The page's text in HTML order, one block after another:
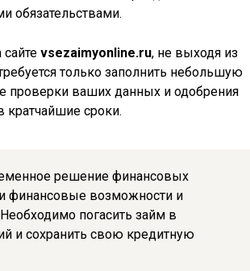
обязательствами.
vsezaimyonline.ru, не выходя из
только заполнить небольшую
проверки ваших данных и одобрения
кратчайшие сроки.
решение финансовых
финансовые возможности и
погасить займ в
и сохранить свою кредитную